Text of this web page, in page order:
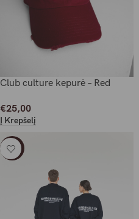
Club culture kepurė – Red
€25,00
Į Krepšelį
-21%